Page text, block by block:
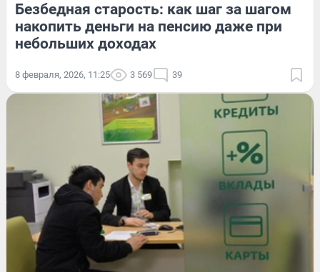
Безбедная старость: как шаг за шагом
накопить деньги на пенсию даже при
небольших доходах
8 февраля, 2026, 11:25 3 569 39